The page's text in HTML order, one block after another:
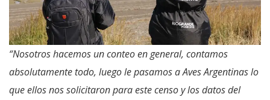
“Nosotros hacemos un conteo en general, contamos
absolutamente todo, luego le pasamos a Aves Argentinas lo
que ellos nos solicitaron para este censo y los datos del